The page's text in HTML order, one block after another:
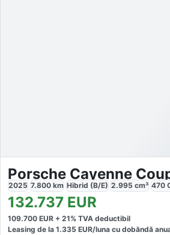
Porsche Cayenne
2025 7.800 km Hibrid (B/E) 2.995 cm³ 470
132.737 EUR
109.700 EUR + 21% TVA deductibil
Leasing de la 1.335 EUR/luna cu dobăndă